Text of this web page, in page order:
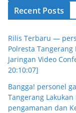
Recent Posts
Rilis Terbaru —
Polresta
Jaringan Video
20:10:07]
Bangga! personel
Tangerang
pengamanan dan